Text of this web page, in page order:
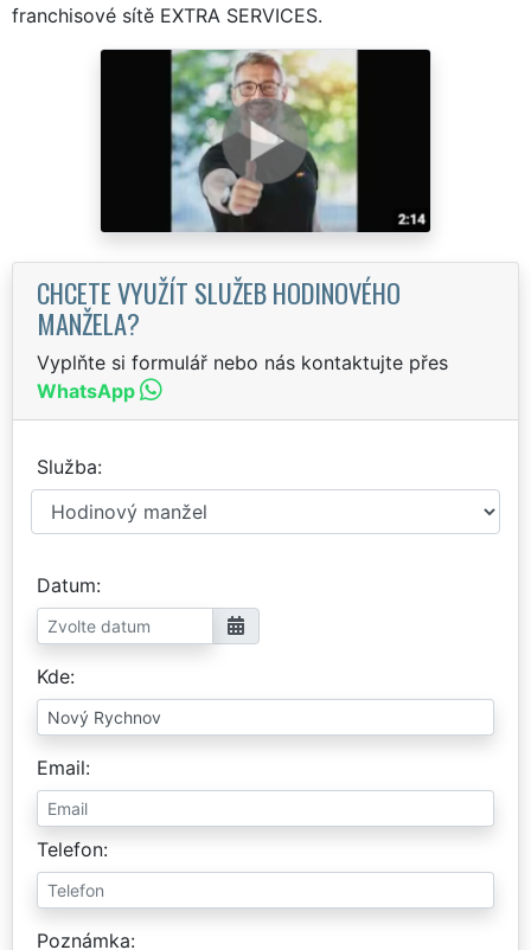
franchisové sítě EXTRA SERVICES.
CHCETE VYUŽÍT SLUŽEB HODINOVÉHO
MANŽELA?
Vyplňte si formulář nebo nás kontaktujte přes
WhatsApp
Služba
Datum
Kde
Email
Telefon
Poznámka